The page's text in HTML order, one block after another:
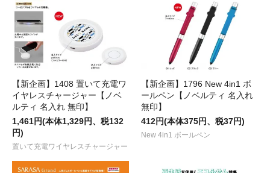
【新企画】1408 置いて充電ワ
イヤレスチャージャー【ノベ
ルティ 名入れ 無印】
1,461円(本体1,329円、税132
円)
置いて充電ワイヤレスチャージャー
【新企画】1796 New 4in1 ボ
ールペン【ノベルティ 名入れ
無印】
412円(本体375円、税37円)
New 4in1 ボールペン